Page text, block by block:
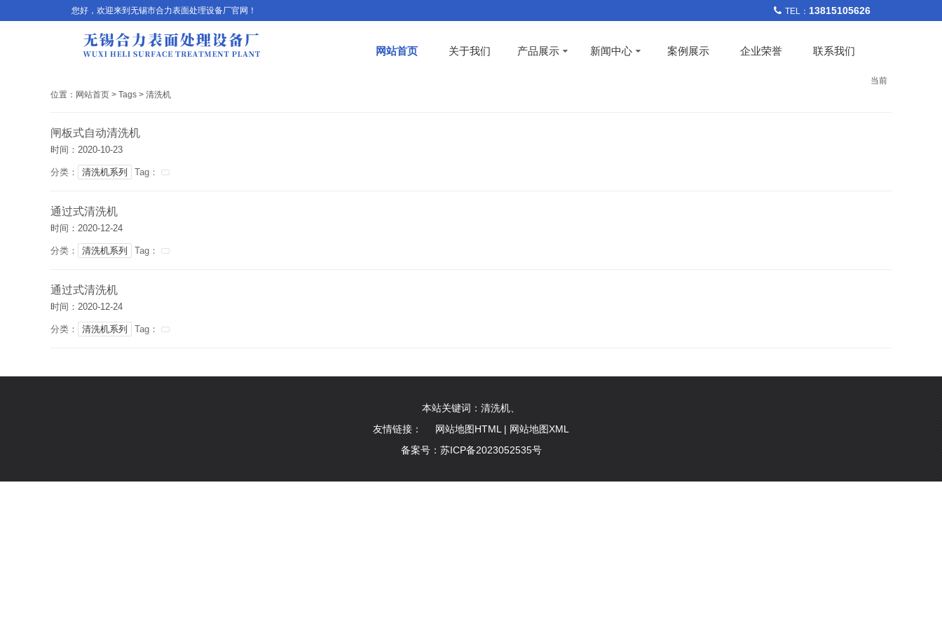
您好，欢迎来到无锡市合力表面处理设备厂官网！ TEL： 13815105626
网站首页 关于我们 产品展示 新闻中心 案例展示 企业荣誉 联系我们
当前
位置： 网站首页 > Tags > 清洗机
闸板式自动清洗机
时间：2020-10-23
分类： 清洗机系列 Tag：
通过式清洗机
时间：2020-12-24
分类： 清洗机系列 Tag：
通过式清洗机
时间：2020-12-24
分类： 清洗机系列 Tag：
本站关键词： 清洗机
友情链接：
网站地图HTML | 网站地图XML
备案号： 苏ICP备2023052535号